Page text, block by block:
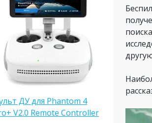
ДУ для Phantom 4
V2.0 Remote Controller